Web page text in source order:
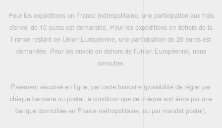
Pour les expéditions en France métropolitaine, une participation aux frais
d'envoi de 10 euros est demandée. Pour les expéditions en dehors de la
France restant en Union Européenne, une participation de 20 euros est
demandée. Pour les envois en dehors de l'Union Européenne, nous
consulter.
Paiement sécurisé en ligne, par carte bancaire (possibilité de régler par
chèque bancaire ou postal, à condition que ce chèque soit émis par une
banque domiciliée en France métropolitaine, ou par mandat postal),